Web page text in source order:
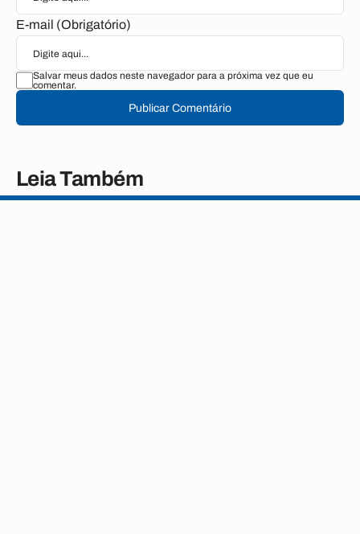
E-mail (Obrigatório)
Salvar meus dados neste navegador para a próxima vez que eu
comentar.
Publicar Comentário
Leia Também